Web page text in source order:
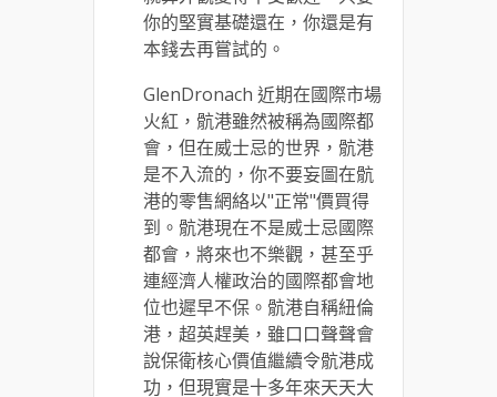
你的堅實基礎還在，你還是有
本錢去再嘗試的。
GlenDronach 近期在國際市場
火紅，骯港雖然被稱為國際都
會，但在威士忌的世界，骯港
是不入流的，你不要妄圖在骯
港的零售網絡以"正常"價買得
到。骯港現在不是威士忌國際
都會，將來也不樂觀，甚至乎
連經濟人權政治的國際都會地
位也遲早不保。骯港自稱紐倫
港，超英趕美，雖口口聲聲會
說保衛核心價值繼續令骯港成
功，但現實是十多年來天天大